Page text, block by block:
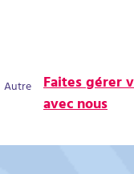
Autre Faites gérer
avec nous